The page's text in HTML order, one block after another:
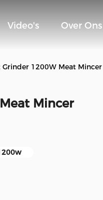
Video's Over Ons
Grinder 1200W Meat
Mincer